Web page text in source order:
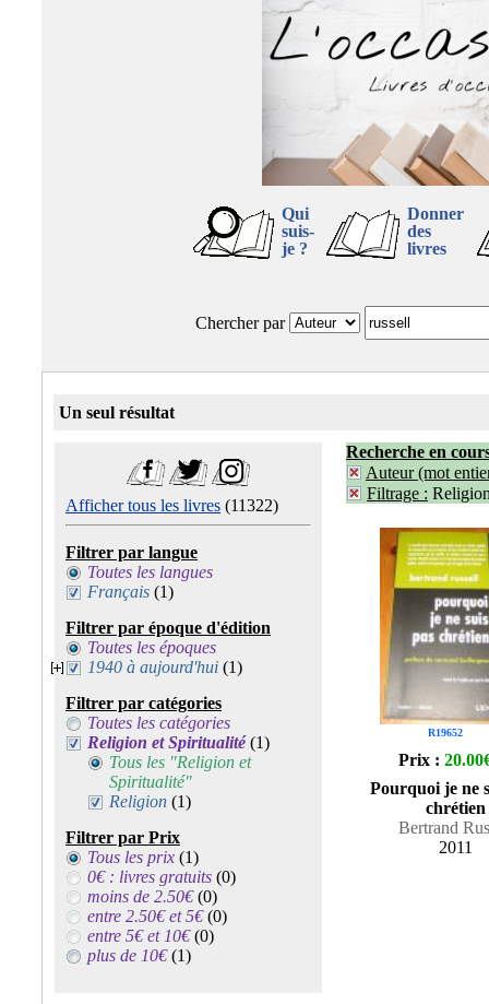
Qui
suis-
je ?
Donner
des
livres
Chercher par
Un seul résultat
Afficher tous les livres (11322)
Filtrer par langue
Toutes les langues
Français (1)
Filtrer par époque d'édition
Toutes les époques
1940 à aujourd'hui (1)
Filtrer par catégories
Toutes les catégories
Religion et Spiritualité(1)
Tous les "Religion et
Spiritualité"
Religion (1)
Filtrer par Prix
Tous les prix (1)
0€ : livres gratuits (0)
moins de 2.50€(0)
entre 2.50€ et 5€(0)
entre 5€ et 10€(0)
plus de 10€(1)
Recherche en
Auteur (mot
Filtrage :
R19652
Prix :
Pourquoi je ne
chrétien
Bertrand
2011